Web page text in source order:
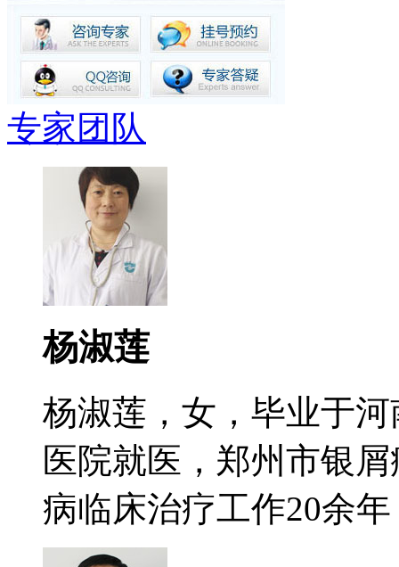
专家团队
杨淑莲
杨淑莲，女，毕业于
医院就医，郑州市银
病临床治疗工作20余